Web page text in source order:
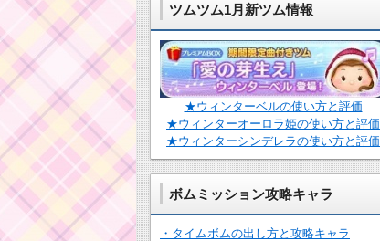
ツムツム1月新ツム情報
★ウィンターベルの使い方と評価
★ウィンターオーロラ姫の使い方と評価
★ウィンターシンデレラの使い方と評価
ボムミッション攻略キャラ
・タイムボムの出し方と攻略キャラ